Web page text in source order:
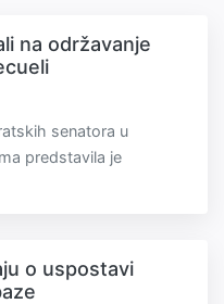
na održavanje
senatora u
predstavila je
o uspostavi